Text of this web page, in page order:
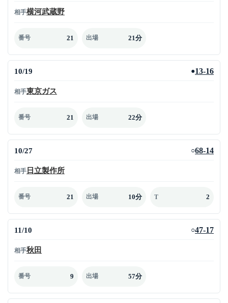
相手横河武蔵野
番号 21 出場 21分
10/19 ●13-16
相手東京ガス
番号 21 出場 22分
10/27 ○68-14
相手 日立製作所
番号 21 出場 10分 T 2
11/10 ○47-17
相手秋田
番号 9 出場 57分